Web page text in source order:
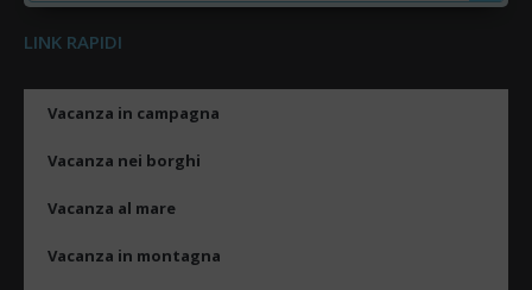
LINK RAPIDI
Vacanza in campagna
Vacanza nei borghi
Vacanza al mare
Vacanza in montagna